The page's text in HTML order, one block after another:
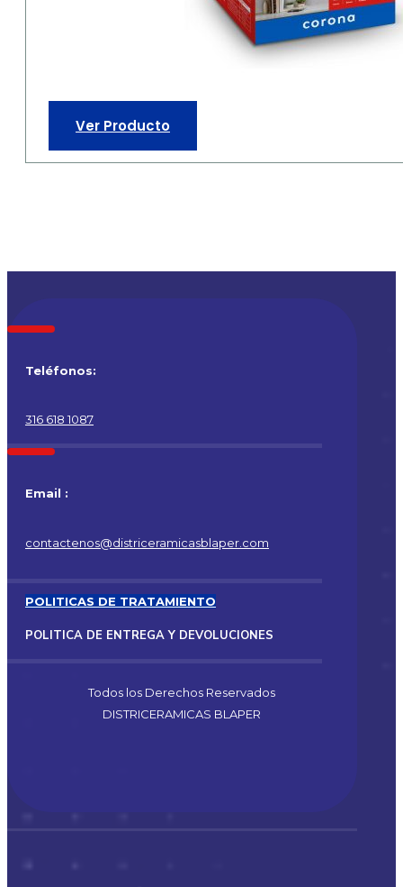
Ver Producto
Teléfonos:
316 618 1087
Email :
contactenos@districeramicasblaper.com
POLITICAS DE TRATAMIENTO
POLITICA DE ENTREGA Y DEVOLUCIONES
Todos los Derechos Reservados
DISTRICERAMICAS BLAPER